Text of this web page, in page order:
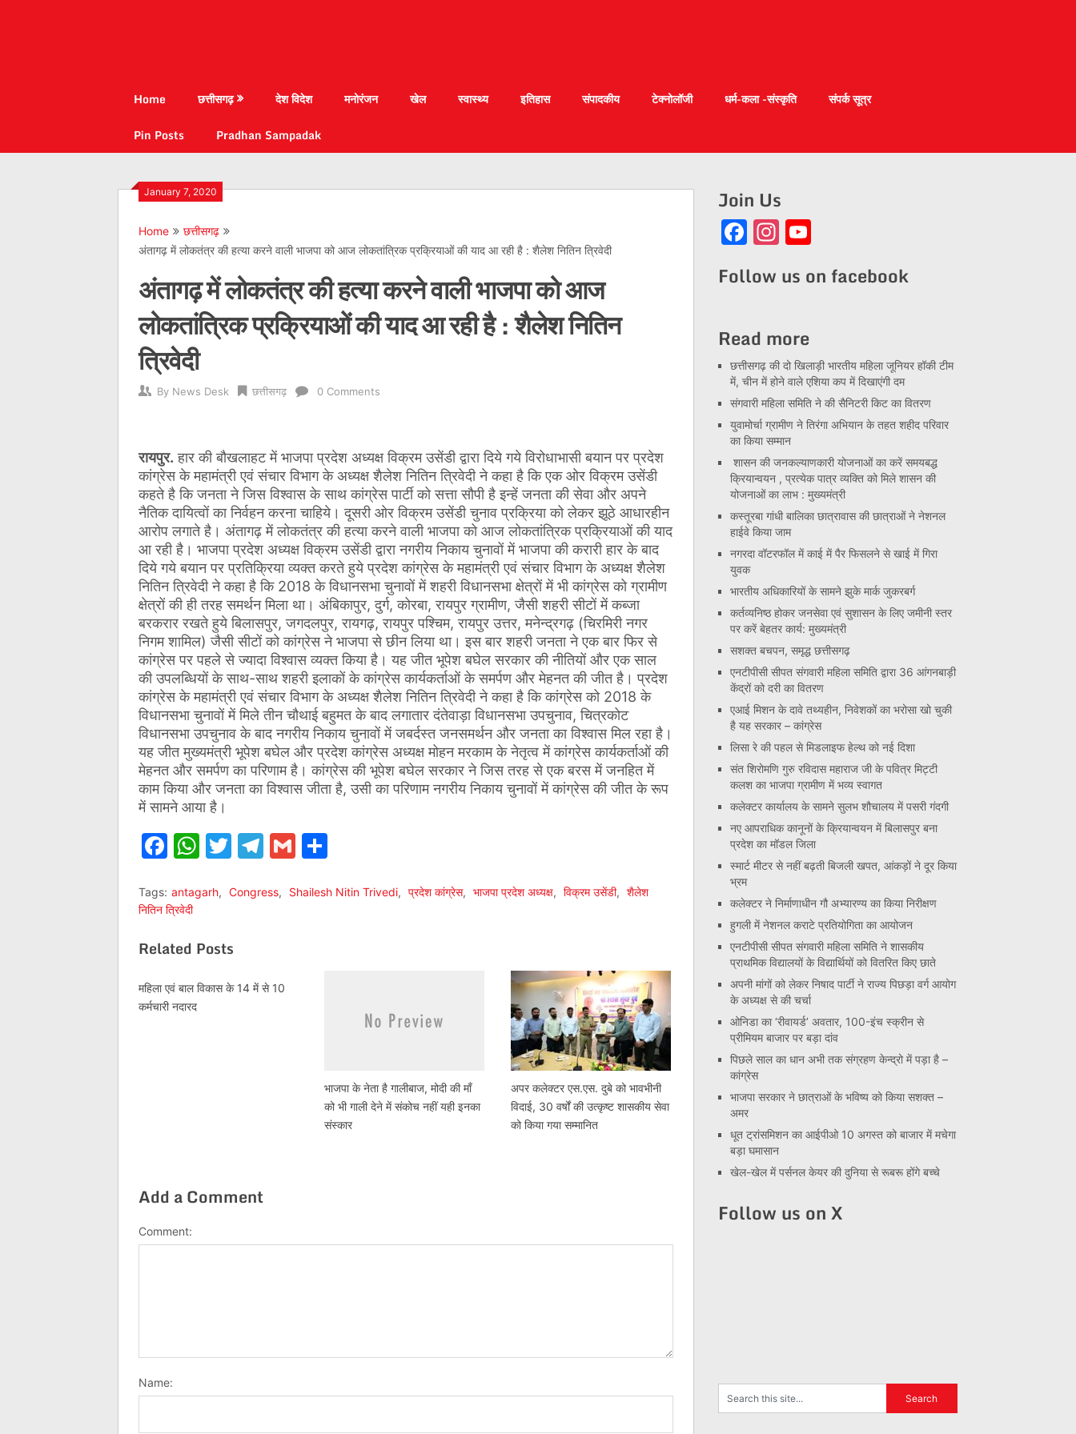
Home छत्तीसगढ़ देश विदेश मनोरंजन खेल स्वास्थ्य इतिहास संपादकीय टेक्नोलॉजी धर्म-कला -संस्कृति
संपर्क सूत्र
Pin Posts
Pradhan Sampadak
January 7, 2020
Home
छत्तीसगढ़
अंतागढ़ में लोकतंत्र की हत्या करने वाली भाजपा को आज लोकतांत्रिक प्रक्रियाओं की याद आ रही है : शैलेश नितिन त्रिवेदी
अंतागढ़ में लोकतंत्र की हत्या करने वाली भाजपा को आज
लोकतांत्रिक प्रक्रियाओं की याद आ रही है : शैलेश नितिन
त्रिवेदी
By News Desk छत्तीसगढ़ 0 Comments
रायपुर. हार की बौखलाहट में भाजपा प्रदेश अध्यक्ष विक्रम उसेंडी द्वारा दिये गये विरोधाभासी बयान पर प्रदेश
कांग्रेस के महामंत्री एवं संचार विभाग के अध्यक्ष शैलेश नितिन त्रिवेदी ने कहा है कि एक ओर विक्रम उसेंडी
कहते है कि जनता ने जिस विश्वास के साथ कांग्रेस पार्टी को सत्ता सौपी है इन्हें जनता की सेवा और अपने
नैतिक दायित्वों का निर्वहन करना चाहिये। दूसरी ओर विक्रम उसेंडी चुनाव प्रक्रिया को लेकर झूठे आधारहीन
आरोप लगाते है। अंतागढ़ में लोकतंत्र की हत्या करने वाली भाजपा को आज लोकतांत्रिक प्रक्रियाओं की याद
आ रही है। भाजपा प्रदेश अध्यक्ष विक्रम उसेंडी द्वारा नगरीय निकाय चुनावों में भाजपा की करारी हार के बाद
दिये गये बयान पर प्रतिक्रिया व्यक्त करते हुये प्रदेश कांग्रेस के महामंत्री एवं संचार विभाग के अध्यक्ष शैलेश
नितिन त्रिवेदी ने कहा है कि 2018 के विधानसभा चुनावों में शहरी विधानसभा क्षेत्रों में भी कांग्रेस को ग्रामीण
क्षेत्रों की ही तरह समर्थन मिला था। अंबिकापुर, दुर्ग, कोरबा, रायपुर ग्रामीण, जैसी शहरी सीटों में कब्जा
बरकरार रखते हुये बिलासपुर, जगदलपुर, रायगढ़, रायपुर पश्चिम, रायपुर उत्तर, मनेन्द्रगढ़ (चिरमिरी नगर
निगम शामिल) जैसी सीटों को कांग्रेस ने भाजपा से छीन लिया था। इस बार शहरी जनता ने एक बार फिर से
कांग्रेस पर पहले से ज्यादा विश्वास व्यक्त किया है। यह जीत भूपेश बघेल सरकार की नीतियों और एक साल
की उपलब्धियों के साथ-साथ शहरी इलाकों के कांग्रेस कार्यकर्ताओं के समर्पण और मेहनत की जीत है।प्रदेश
कांग्रेस के महामंत्री एवं संचार विभाग के अध्यक्ष शैलेश नितिन त्रिवेदी ने कहा है कि कांग्रेस को 2018 के
विधानसभा चुनावों में मिले तीन चौथाई बहुमत के बाद लगातार दंतेवाड़ा विधानसभा उपचुनाव, चित्रकोट
विधानसभा उपचुनाव के बाद नगरीय निकाय चुनावों में जबर्दस्त जनसमर्थन और जनता का विश्वास मिल रहा है।
यह जीत मुख्यमंत्री भूपेश बघेल और प्रदेश कांग्रेस अध्यक्ष मोहन मरकाम के नेतृत्व में कांग्रेस कार्यकर्ताओं की
मेहनत और समर्पण का परिणाम है। कांग्रेस की भूपेश बघेल सरकार ने जिस तरह से एक बरस में जनहित में
काम किया और जनता का विश्वास जीता है, उसी का परिणाम नगरीय निकाय चुनावों में कांग्रेस की जीत के रूप
में सामने आया है।
Facebook
WhatsApp
Twitter
Telegram
Gmail
Tags: antagarh, Congress, Shailesh Nitin Trivedi, प्रदेश कांग्रेस, भाजपा प्रदेश अध्यक्ष, विक्रम उसेंडी, शैलेश
नितिन त्रिवेदी
Related Posts
महिला एवं बाल विकास के 14 में से 10
कर्मचारी नदारद
भाजपा के नेता है गालीबाज, मोदी की माँ
को भी गाली देने में संकोच नहीं यही इनका
संस्कार
अपर कलेक्टर एस.एस. दुबे को भावभीनी
विदाई, 30 वर्षों की उत्कृष्ट शासकीय सेवा
को किया गया सम्मानित
Add a Comment
Comment:
Name:
Join Us
Facebook
Instagram
Follow us on facebook
Read more
छत्तीसगढ़ की दो खिलाड़ी भारतीय महिला जूनियर हॉकी टीम
में, चीन में होने वाले एशिया कप में दिखाएंगी दम
संगवारी महिला समिति ने की सैनिटरी किट का वितरण
युवामोर्चा ग्रामीण ने तिरंगा अभियान के तहत शहीद परिवार
का किया सम्मान
शासन की जनकल्याणकारी योजनाओं का करें समयबद्ध
क्रियान्वयन , प्रत्येक पात्र व्यक्ति को मिले शासन की
योजनाओं का लाभ : मुख्यमंत्री
कस्तूरबा गांधी बालिका छात्रावास की छात्राओं ने नेशनल
हाईवे किया जाम
नगरदा वॉटरफॉल में काई में पैर फिसलने से खाई में गिरा
युवक
भारतीय अधिकारियों के सामने झुके मार्क जुकरबर्ग
कर्तव्यनिष्ठ होकर जनसेवा एवं सुशासन के लिए जमीनी स्तर
पर करें बेहतर कार्य: मुख्यमंत्री
सशक्त बचपन, समृद्ध छत्तीसगढ़
एनटीपीसी सीपत संगवारी महिला समिति द्वारा 36 आंगनबाड़ी
केंद्रों को दरी का वितरण
एआई मिशन के दावे तथ्यहीन, निवेशकों का भरोसा खो चुकी
है यह सरकार – कांग्रेस
लिसा रे की पहल से मिडलाइफ हेल्थ को नई दिशा
संत शिरोमणि गुरु रविदास महाराज जी के पवित्र मिट्टी
कलश का भाजपा ग्रामीण में भव्य स्वागत
कलेक्टर कार्यालय के सामने सुलभ शौचालय में पसरी गंदगी
नए आपराधिक कानूनों के क्रियान्वयन में बिलासपुर बना
प्रदेश का मॉडल जिला
स्मार्ट मीटर से नहीं बढ़ती बिजली खपत, आंकड़ों ने दूर किया
भ्रम
कलेक्टर ने निर्माणाधीन गौ अभ्यारण्य का किया निरीक्षण
हुगली में नेशनल कराटे प्रतियोगिता का आयोजन
एनटीपीसी सीपत संगवारी महिला समिति ने शासकीय
प्राथमिक विद्यालयों के विद्यार्थियों को वितरित किए छाते
अपनी मांगों को लेकर निषाद पार्टी ने राज्य पिछड़ा वर्ग आयोग
के अध्यक्ष से की चर्चा
ओनिडा का ‘रीवायर्ड’ अवतार, 100-इंच स्क्रीन से
प्रीमियम बाजार पर बड़ा दांव
पिछले साल का धान अभी तक संग्रहण केन्द्रो में पड़ा है –
कांग्रेस
भाजपा सरकार ने छात्राओं के भविष्य को किया सशक्त –
अमर
धूत ट्रांसमिशन का आईपीओ 10 अगस्त को बाजार में मचेगा
बड़ा घमासान
खेल-खेल में पर्सनल केयर की दुनिया से रूबरू होंगे बच्चे
Follow us on X